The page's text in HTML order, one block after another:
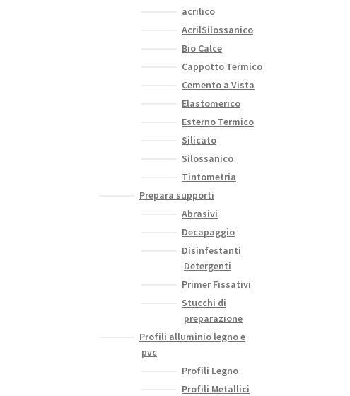
acrilico
AcrilSilossanico
Bio Calce
Cappotto Termico
Cemento a Vista
Elastomerico
Esterno Termico
Silicato
Silossanico
Tintometria
Prepara supporti
Abrasivi
Decapaggio
Disinfestanti
Detergenti
Primer Fissativi
Stucchi di
preparazione
Profili alluminio legno e
pvc
Profili Legno
Profili Metallici